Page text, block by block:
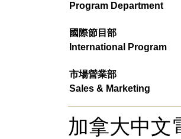
Program Department
國際節目部
International Program
市場營業部
Sales & Marketing
加拿大中文